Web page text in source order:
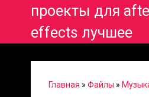
проекты для
effects лучшее
Главная » Файлы »